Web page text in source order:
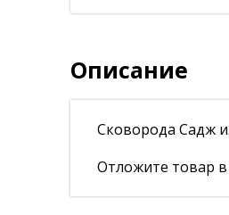
Описание
Сковорода Садж
Отложите товар в